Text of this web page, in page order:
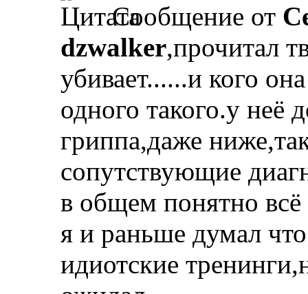
Сообщение от
dzwalker,прочитал
убивает......и кого
одного такого.у неё
гриппа,даже
сопутствующие
в общем понятно всё
я и раньше думал
идиотские